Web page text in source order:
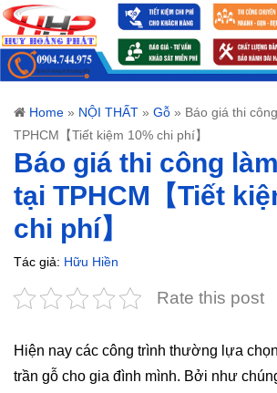
Home » NỘI THẤT » Gỗ » Báo giá thi
TPHCM【Tiết kiệm 10% chi phí】
Báo giá thi công
tại TPHCM【Tiết
chi phí】
Tác giả: Hữu Hiền
Rate this post
Hiện nay các công trình thường lựa
trần gỗ cho gia đình mình. Bởi như